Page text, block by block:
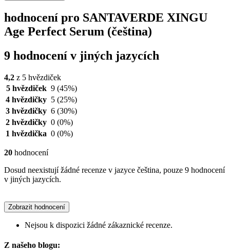
hodnocení pro SANTAVERDE XINGU
Age Perfect Serum (čeština)
9 hodnocení v jiných jazycích
4,2 z 5 hvězdiček
5 hvězdiček 9 (45%)
4 hvězdičky 5 (25%)
3 hvězdičky 6 (30%)
2 hvězdičky 0 (0%)
1 hvězdička 0 (0%)
20 hodnocení
Dosud neexistují žádné recenze v jazyce čeština, pouze 9 hodnocení
v jiných jazycích.
Zobrazit hodnocení
Nejsou k dispozici žádné zákaznické recenze.
Z našeho blogu: